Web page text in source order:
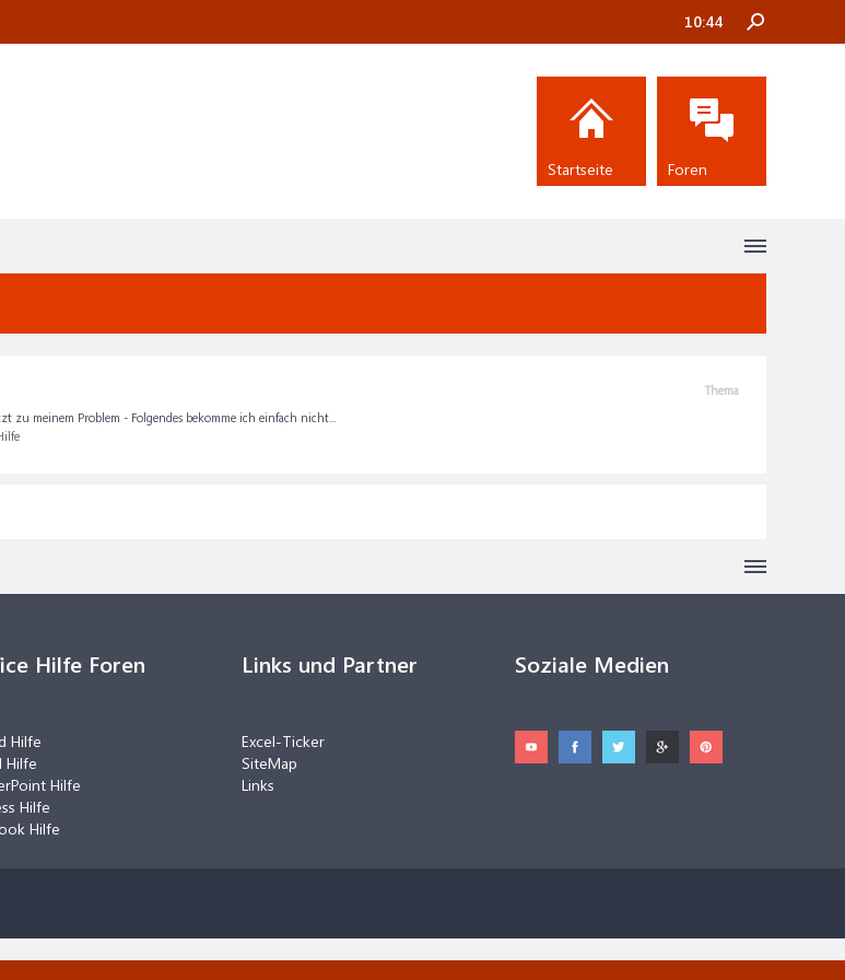
Thema
zu meinem Problem - Folgendes bekomme ich einfach nicht...
10:44
Startseite Foren
Hilfe Foren
Hilfe
Hilfe
Hilfe
Hilfe
Hilfe
Links und Partner
Excel-Ticker
SiteMap
Links
Soziale Medien